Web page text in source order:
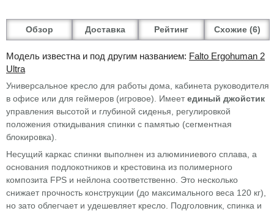
Обзор Доставка Рейтинг Схожие (6)
Модель известна и под другим названием: Falto Ergohuman 2
Ultra
Универсальное кресло для работы дома, кабинета руководителя
в офисе или для геймеров (игровое). Имеетединый джойстик
управления высотой и глубиной сиденья, регулировкой
положения откидывания спинки с памятью (сегментная
блокировка).
Несущий каркас спинки выполнен из алюминиевого сплава, а
основания подлокотников и крестовина из полимерного
композита FPS и нейлона соответственно. Это несколько
снижает прочность конструкции (до максимального веса 120 кг),
но зато облегчает и удешевляет кресло. Подголовник, спинка и